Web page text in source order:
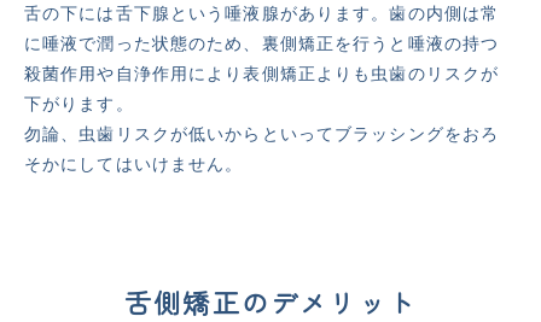
舌の下には舌下腺という唾液腺があります。歯の内側は常
に唾液で潤った状態のため、裏側矯正を行うと唾液の持つ
殺菌作用や自浄作用により表側矯正よりも虫歯のリスクが
下がります。
勿論、虫歯リスクが低いからといってブラッシングをおろ
そかにしてはいけません。
舌側矯正のデメリット